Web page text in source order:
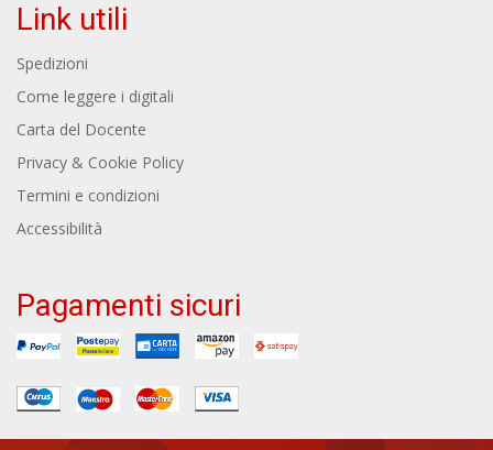
Link utili
Spedizioni
Come leggere i digitali
Carta del Docente
Privacy & Cookie Policy
Termini e condizioni
Accessibilità
Pagamenti sicuri